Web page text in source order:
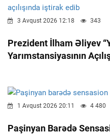
3 Avqust 2026 12:18 343
Prezident İlham Əliyev
Yarımstansiyasının
1 Avqust 2026 20:11 4 480
Paşinyan Barədə